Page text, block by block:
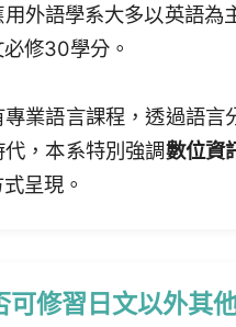
外語學系大多以英語為
修30學分。
專業語言課程，透過語
，本系特別強調數位資
呈現。
可修習日文以外其